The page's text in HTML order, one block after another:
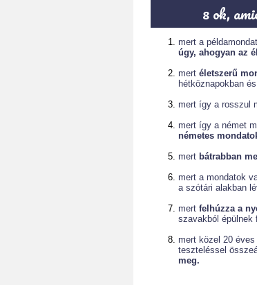
8 ok,
mert a
úgy, ahogyan az
mert életszerű
hétköznapokban
mert így a rosszul
mert így a német
németes
mert bátrabban
mert a mondatok
a szótári alakban
mert felhúzza a
szavakból épülnek
mert közel 20
teszteléssel
meg.